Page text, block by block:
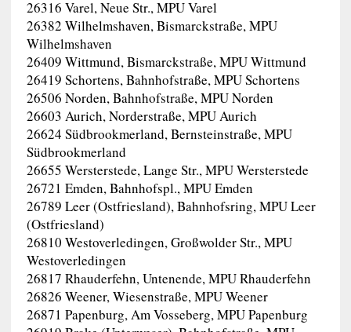
26316 Varel, Neue Str., MPU Varel
26382 Wilhelmshaven, Bismarckstraße, MPU
Wilhelmshaven
26409 Wittmund, Bismarckstraße, MPU Wittmund
26419 Schortens, Bahnhofstraße, MPU Schortens
26506 Norden, Bahnhofstraße, MPU Norden
26603 Aurich, Norderstraße, MPU Aurich
26624 Südbrookmerland, Bernsteinstraße, MPU
Südbrookmerland
26655 Wersterstede, Lange Str., MPU Wersterstede
26721 Emden, Bahnhofspl., MPU Emden
26789 Leer (Ostfriesland), Bahnhofsring, MPU Leer
(Ostfriesland)
26810 Westoverledingen, Großwolder Str., MPU
Westoverledingen
26817 Rhauderfehn, Untenende, MPU Rhauderfehn
26826 Weener, Wiesenstraße, MPU Weener
26871 Papenburg, Am Vosseberg, MPU Papenburg